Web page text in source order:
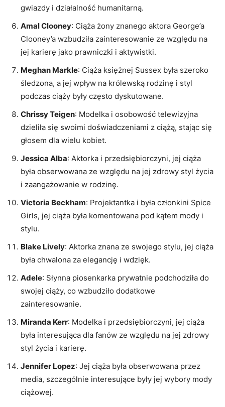
gwiazdy i działalność humanitarną.
Amal Clooney: Ciąża żony znanego aktora George’a
Clooney’a wzbudziła zainteresowanie ze względu na
jej karierę jako prawniczki i aktywistki.
Meghan Markle: Ciąża księżnej Sussex była szeroko
śledzona, a jej wpływ na królewską rodzinę i styl
podczas ciąży były często dyskutowane.
Chrissy Teigen: Modelka i osobowość telewizyjna
dzieliła się swoimi doświadczeniami z ciążą, stając się
głosem dla wielu kobiet.
Jessica Alba: Aktorka i przedsiębiorczyni, jej ciąża
była obserwowana ze względu na jej zdrowy styl życia
i zaangażowanie w rodzinę.
Victoria Beckham: Projektantka i była członkini Spice
Girls, jej ciąża była komentowana pod kątem mody i
stylu.
Blake Lively: Aktorka znana ze swojego stylu, jej ciąża
była chwalona za elegancję i wdzięk.
Adele: Słynna piosenkarka prywatnie podchodziła do
swojej ciąży, co wzbudziło dodatkowe
zainteresowanie.
Miranda Kerr: Modelka i przedsiębiorczyni, jej ciąża
była interesująca dla fanów ze względu na jej zdrowy
styl życia i karierę.
Jennifer Lopez: Jej ciąża była obserwowana przez
media, szczególnie interesujące były jej wybory mody
ciążowej.